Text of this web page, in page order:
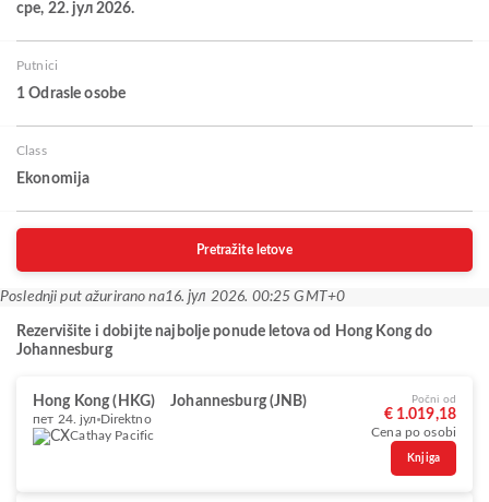
сре, 22. јул 2026.
Putnici
1 Odrasle osobe
Class
Ekonomija
Pretražite letove
Poslednji put ažurirano na16. јул 2026. 00:25 GMT+0
Rezervišite i dobijte najbolje ponude letova od Hong Kong do
Johannesburg
Hong Kong (HKG) Johannesburg (JNB)
пет 24. јул Direktno
Cathay Pacific
Počni od
€ 1.019,18
Cena po osobi
Knjiga